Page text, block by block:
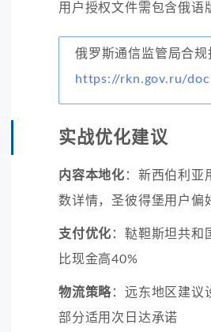
用户授权文件需包含俄语
俄罗斯通信监管局合规
https://rkn.gov.ru/
实战优化建议
内容本地化 ：新西伯利亚
数详情，圣彼得堡用户偏
支付优化 ：鞑靼斯坦共和
比现金高40%
物流策略：远东地区建议
部分适用次日达承诺